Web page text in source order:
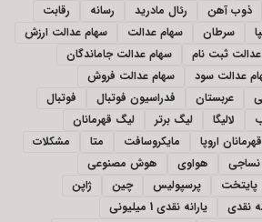
ذوب آهن رئال مادرید رسانه
رقابت
سرطان سهام عدالت
سهام عدالت ارزش
ثبت نام
سهام عدالت جاماندگان
عدالت سود
سهام عدالت فروش
عربستان فدراسیون فوتبال
فوتبال
لالیگا لیگ برتر
لیگ قهرمانان
اروپا مایکروسافت متا
مشکلات
نساجی هواوی
هوش مصنوعی
پایتخت پرسپولیس چین
ژاپن
نقدی
یارانه نقدی 1 میلیونی